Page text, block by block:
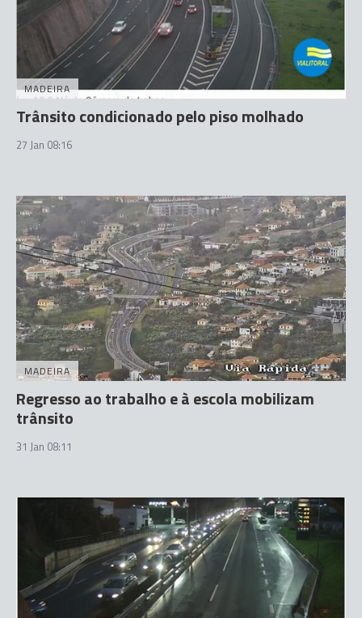
MADEIRA
Trânsito condicionado pelo piso molhado
27 Jan 08:16
MADEIRA
Regresso ao trabalho e à escola mobilizam
trânsito
31 Jan 08:11